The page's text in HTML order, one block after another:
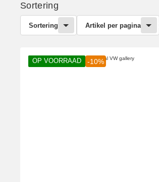
Sortering
Sortering Artikel per pagina
OP VOORRAAD -10%